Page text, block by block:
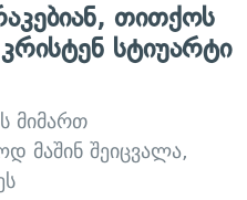
თითქოს
სტიუარტი
მიმართ
მაშინ შეიცვალა,